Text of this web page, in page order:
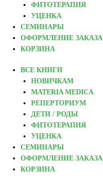
ФИТОТЕРАПИЯ
УЦЕНКА
СЕМИНАРЫ
ОФОРМЛЕНИЕ ЗАКАЗА
КОРЗИНА
ВСЕ КНИГИ
НОВИЧКАМ
MATERIA MEDICA
РЕПЕРТОРИУМ
ДЕТИ / РОДЫ
ФИТОТЕРАПИЯ
УЦЕНКА
СЕМИНАРЫ
ОФОРМЛЕНИЕ ЗАКАЗА
КОРЗИНА